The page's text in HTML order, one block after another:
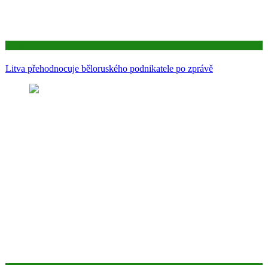
Litva přehodnocuje běloruského podnikatele po zprávě